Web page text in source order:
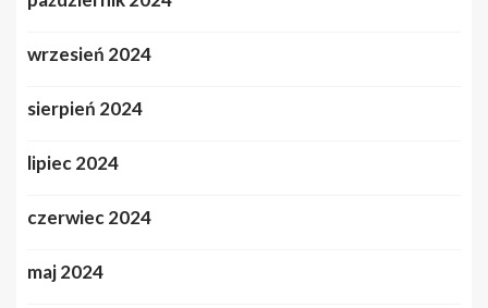
wrzesień 2024
sierpień 2024
lipiec 2024
czerwiec 2024
maj 2024